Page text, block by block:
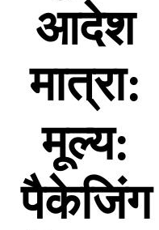
आदेश
मात्रा:
मूल्य:
पैकेजिंग